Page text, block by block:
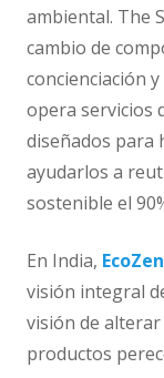
ambiental. The
cambio de
concienciación
opera servicios
diseñados para
ayudarlos a
sostenible el
En India, EcoZen
visión integral
visión de
productos